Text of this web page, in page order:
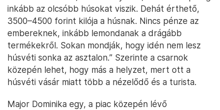
inkább az olcsóbb húsokat viszik. Dehát érthető,
3500–4500 forint kilója a húsnak. Nincs pénze az
embereknek, inkább lemondanak a drágább
termékekről. Sokan mondják, hogy idén nem lesz
húsvéti sonka az asztalon.” Szerinte a csarnok
közepén lehet, hogy más a helyzet, mert ott a
húsvéti vásár miatt több a nézelődő és a turista.
Major Dominika egy, a piac közepén lévő